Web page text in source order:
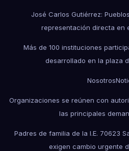
José Carlos Gutiérrez:
representación directa en
Más de 100 instituciones
desarrollado en la plaza
Nosotros
Organizaciones se reúnen con
las principales
Padres de familia de la I.E. 70623
exigen cambio urgente